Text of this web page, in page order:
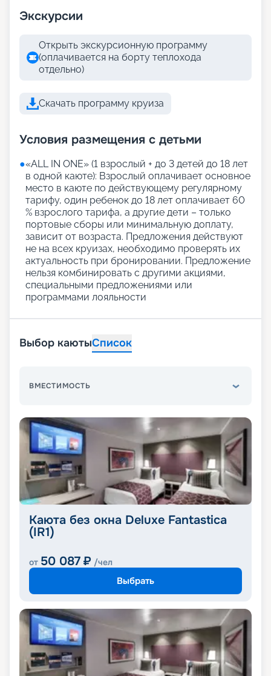
Экскурсии
Открыть экскурсионную программу
(оплачивается на борту теплохода
отдельно)
Скачать программу круиза
Условия размещения с детьми
●«АLL IN ONE» (1 взрослый + до 3 детей до 18 лет
в одной каюте): Взрослый оплачивает основное
место в каюте по действующему регулярному
тарифу, один ребенок до 18 лет оплачивает 60
% взрослого тарифа, а другие дети – только
портовые сборы или минимальную доплату,
зависит от возраста. Предложения действуют
не на всех круизах, необходимо проверять их
актуальность при бронировании. Предложение
нельзя комбинировать с другими акциями,
специальными предложениями или
программами лояльности
Выбор каютыСписок
ВМЕСТИМОСТЬ
Каюта без окна Deluxe Fantastica
(IR1)
от 50 087 ₽ /чел
Выбрать